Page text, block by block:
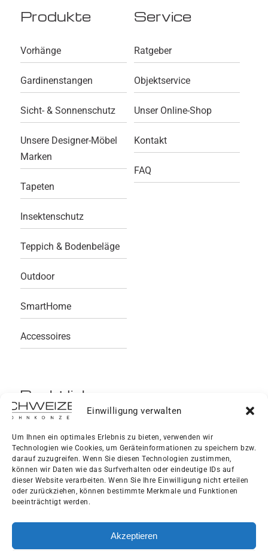
Einwilligung verwalten
Um Ihnen ein optimales Erlebnis zu bieten, verwenden wir
Technologien wie Cookies, um Geräteinformationen zu speichern bzw.
darauf zuzugreifen. Wenn Sie diesen Technologien zustimmen,
können wir Daten wie das Surfverhalten oder eindeutige IDs auf
dieser Website verarbeiten. Wenn Sie Ihre Einwilligung nicht erteilen
oder zurückziehen, können bestimmte Merkmale und Funktionen
beeinträchtigt werden.
Akzeptieren
Produkte
Vorhänge
Gardinenstangen
Sicht- & Sonnenschutz
Unsere Designer-Möbel
Marken
Tapeten
Insektenschutz
Teppich & Bodenbeläge
Outdoor
SmartHome
Accessoires
Service
Ratgeber
Objektservice
Unser Online-Shop
Kontakt
FAQ
Rechtliches
Datenschutzerklärung
AGB